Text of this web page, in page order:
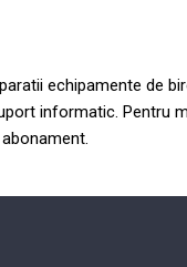
echipamente de
informatic. Pentru